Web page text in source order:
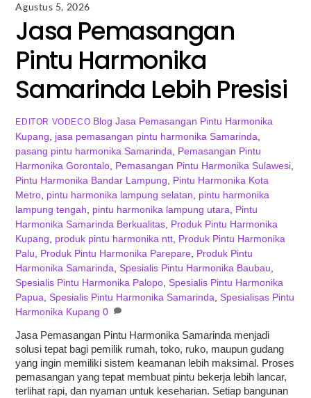
Agustus 5, 2026
Jasa Pemasangan
Pintu Harmonika
Samarinda Lebih Presisi
EDITOR VODECO Blog Jasa Pemasangan Pintu Harmonika
Kupang
jasa pemasangan pintu harmonika Samarinda
pasang pintu harmonika Samarinda
Pemasangan Pintu
Harmonika Gorontalo
Pemasangan Pintu Harmonika Sulawesi
Pintu Harmonika Bandar Lampung
Pintu Harmonika Kota
Metro pintu harmonika lampung selatan
pintu harmonika
lampung tengah
pintu harmonika lampung utara
Pintu
Harmonika Samarinda Berkualitas
Produk Pintu Harmonika
Kupang
produk pintu harmonika ntt
Produk Pintu Harmonika
Palu
Produk Pintu Harmonika Parepare
Produk Pintu
Harmonika Samarinda ,Spesialis Pintu Harmonika Baubau
Spesialis Pintu Harmonika Palopo ,Spesialis Pintu Harmonika
Papua ,Spesialis Pintu Harmonika Samarinda ,Spesialisas Pintu
Harmonika Kupang 0
Jasa Pemasangan Pintu Harmonika Samarinda menjadi
solusi tepat bagi pemilik rumah, toko, ruko, maupun gudang
yang ingin memiliki sistem keamanan lebih maksimal. Proses
pemasangan yang tepat membuat pintu bekerja lebih lancar,
terlihat rapi, dan nyaman untuk keseharian. Setiap bangunan